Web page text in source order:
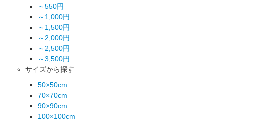
～550円
～1,000円
～1,500円
～2,000円
～2,500円
～3,500円
サイズから探す
50×50cm
70×70cm
90×90cm
100×100cm